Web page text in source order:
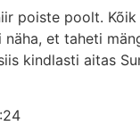
poiste poolt.
et taheti
kindlasti aitas